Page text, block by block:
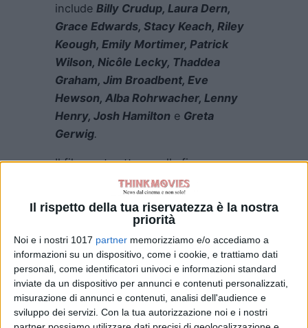
Il rispetto della tua riservatezza è la nostra
priorità
Noi e i nostri 1017 partner memorizziamo e/o accediamo a
informazioni su un dispositivo, come i cookie, e trattiamo dati
personali, come identificatori univoci e informazioni standard
inviate da un dispositivo per annunci e contenuti personalizzati,
misurazione di annunci e contenuti, analisi dell'audience e
sviluppo dei servizi. Con la tua autorizzazione noi e i nostri
include Billy Crudup, Laura Dern,
Grace Edwards, Stacy Keach, Riley
Keough, Emily Mortimer, Patrick
Wilson, Nicôle Lecky, Thaddea
Graham, Jim Broadbent, Eve
Hewson, Alba Rohrwacher, Lenny
Henry, Josh Hamilton e Greta
Gerwig.
Il film ruota attorno alla figura
enigmatica diJay Kelly. La tagline
ufficiale recita:“Tutti conoscono Jay
Kelly, ma Jay Kelly non conosce sé
stesso.”
Una frase che lascia
intravedere una profonda indagine
sul tema dell’identità, probabilmente
filtrata attraverso lo sguardo
tagliente e ironico tipico del regista
diStoria di un matrimonio .